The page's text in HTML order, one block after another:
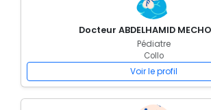
Docteur ABDELHAMID
Pédiatre
Collo
Voir le profil